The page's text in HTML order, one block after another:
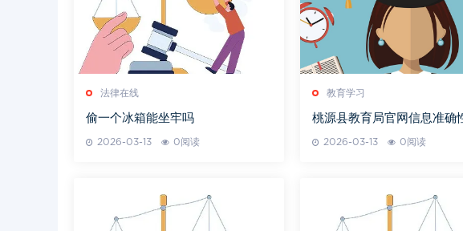
法律在线
偷一个冰箱能坐牢吗
2026-03-13 0阅读
教育学习
桃源县教育局官网信息准确
2026-03-13 0阅读